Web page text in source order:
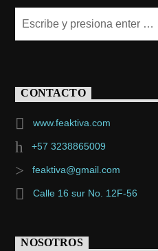
CONTACTO
www.feaktiva.com
+57 3238865009
feaktiva@gmail.com
Calle 16 sur No. 12F-56
NOSOTROS